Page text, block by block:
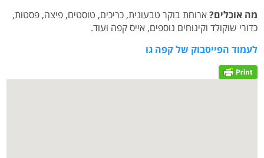
מה אוכלים?ארוחת בוקר טבעונית, כריכים, טוסטים, פיצה, פסטות,
כדורי שוקולד וקינוחים נוספים, אייס קפה ועוד.
לעמוד הפייסבוק של קפה גו